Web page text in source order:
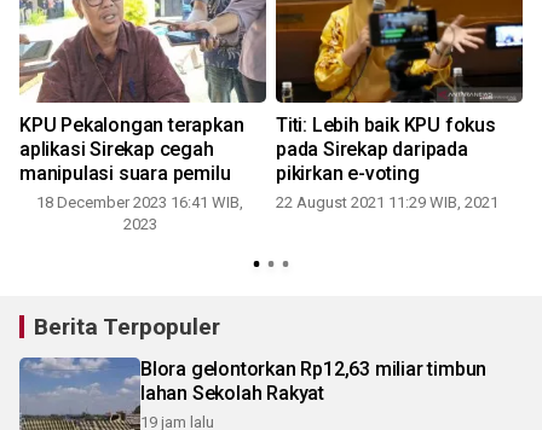
KPU Pekalongan terapkan
aplikasi Sirekap cegah
manipulasi suara pemilu
18 December 2023 16:41 WIB,
2023
Titi: Lebih baik KPU fokus
pada Sirekap daripada
pikirkan e-voting
22 August 2021 11:29 WIB, 2021
Berita Terpopuler
Blora gelontorkan Rp12,63 miliar timbun
lahan Sekolah Rakyat
19 jam lalu